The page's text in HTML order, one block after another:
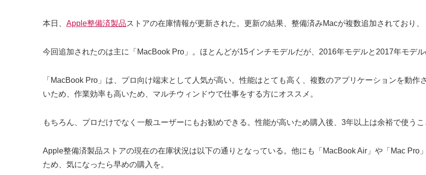
本日、 Apple整備済製品ストアの在庫情報が更新された。更新の結果、整備済みMacが複数追加されており
今回追加されたのは主に「MacBook Pro」。ほとんどが15インチモデルだが、2016年モデルと2017年モデル
「MacBook Pro」は、プロ向け端末として人気が高い。性能はとても高く、複数のアプリケーションを動
いため、作業効率も高いため、マルチウィンドウで仕事をする方にオススメ。
もちろん、プロだけでなく一般ユーザーにもお勧めできる。性能が高いため購入後、3年以上は余裕で使うこ
Apple整備済製品ストアの現在の在庫状況は以下の通りとなっている。他にも「MacBook Air」や「Mac Pro
ため、気になったら早めの購入を。